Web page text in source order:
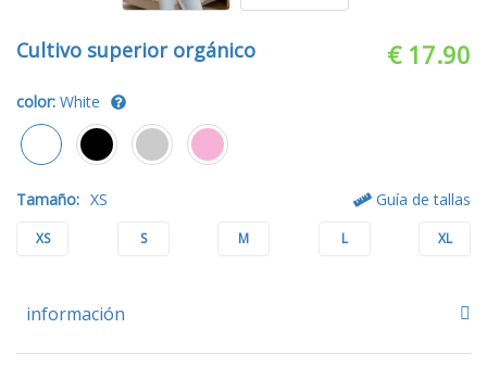
Cultivo superior orgánico € 17.90
color: White
Tamaño: XS Guía de tallas
XS S M L XL
información